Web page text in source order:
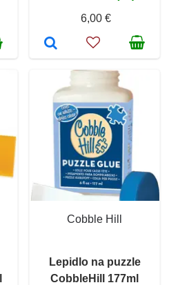
6,00 €
Cobble Hill
Lepidlo na puzzle
CobbleHill 177ml